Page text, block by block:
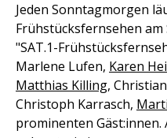
Jeden Sonntagmorgen
Frühstücksfernsehen
"SAT.1-
Marlene Lufen, Karen
Matthias Killing,
Christoph Karrasch,
prominenten